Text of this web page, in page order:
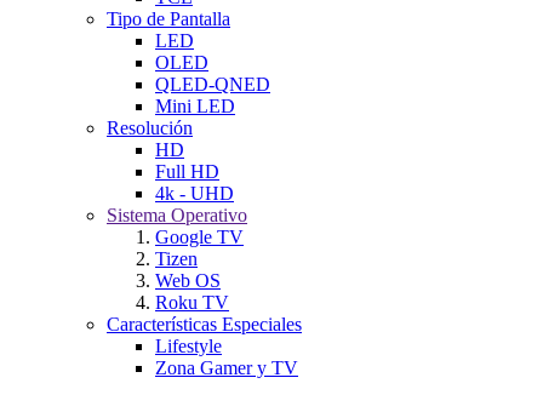
Tipo de Pantalla
LED
OLED
QLED-QNED
Mini LED
Resolución
HD
Full HD
4k - UHD
Sistema Operativo
Google TV
Tizen
Web OS
Roku TV
Características Especiales
Lifestyle
Zona Gamer y TV